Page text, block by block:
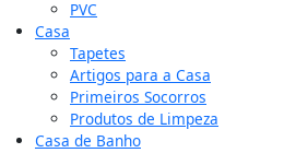
PVC
Casa
Tapetes
Artigos para a Casa
Primeiros Socorros
Produtos de Limpeza
Casa de Banho